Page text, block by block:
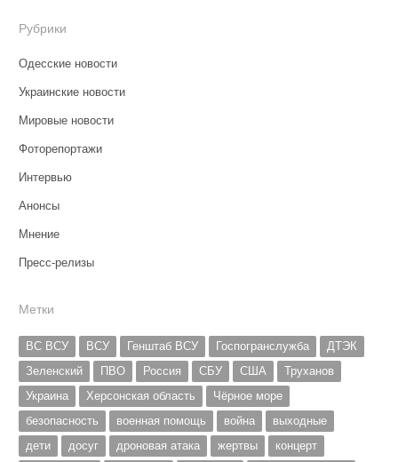
Рубрики
Одесские новости
Украинские новости
Мировые новости
Фоторепортажи
Интервью
Анонсы
Мнение
Пресс-релизы
Метки
ВС ВСУ ВСУ Генштаб ВСУ Госпогранслужба
ДТЭК
Зеленский
ПВО Россия СБУ США
Труханов
Украина
Херсонская область
Чёрное море
безопасность
военная помощь война
выходные
дети
досуг дроновая атака жертвы
концерт